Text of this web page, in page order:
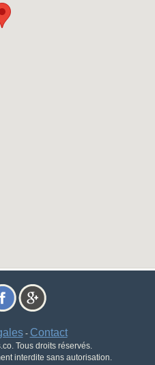
- Contact
Tous droits réservés.
interdite sans autorisation.